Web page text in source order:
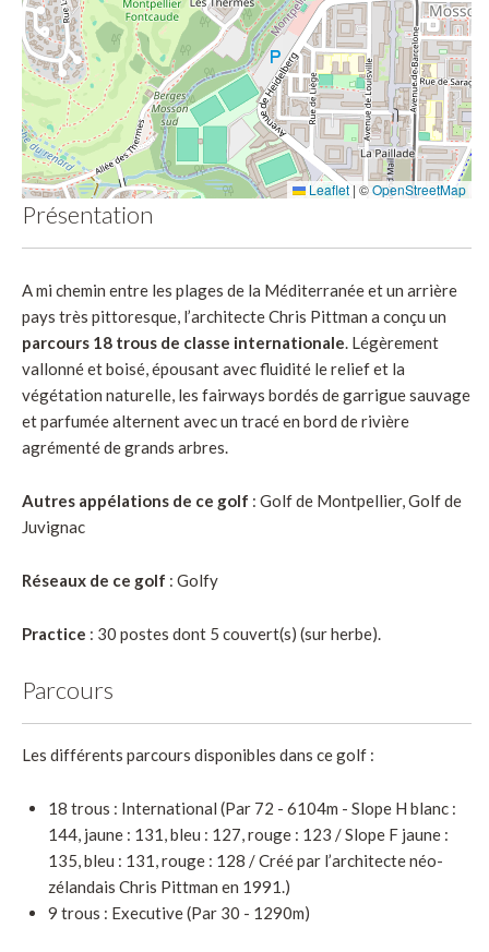
Leaflet | ©OpenStreetMap
Présentation
A mi chemin entre les plages de la Méditerranée et un arrière
pays très pittoresque, l’architecte Chris Pittman a conçu un
parcours 18 trous de classe internationale. Légèrement
vallonné et boisé, épousant avec fluidité le relief et la
végétation naturelle, les fairways bordés de garrigue sauvage
et parfumée alternent avec un tracé en bord de rivière
agrémenté de grands arbres.
Autres appélations de ce golf : Golf de Montpellier, Golf de
Juvignac
Réseaux de ce golf : Golfy
Practice : 30 postes dont 5 couvert(s) (sur herbe).
Parcours
Les différents parcours disponibles dans ce golf :
18 trous : International (Par 72 - 6104m - Slope H blanc :
144, jaune : 131, bleu : 127, rouge : 123 / Slope F jaune :
135, bleu : 131, rouge : 128 / Créé par l’architecte néo-
zélandais Chris Pittman en 1991.)
9 trous : Executive (Par 30 - 1290m)